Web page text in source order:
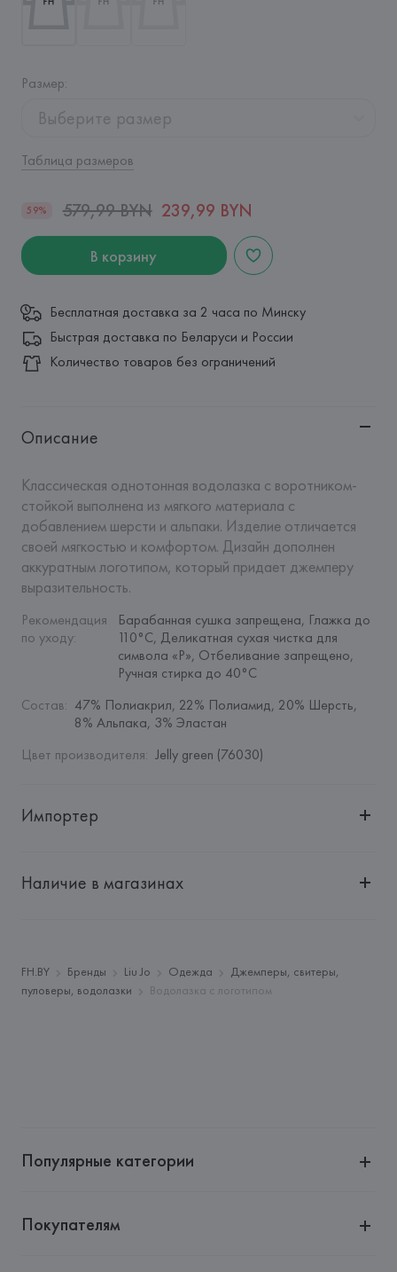
Размер:
Выберите размер
Таблица размеров
59% 579,99 BYN 239,99 BYN
В корзину
Бесплатная доставка за 2 часа по Минску
Быстрая доставка по Беларуси и России
Количество товаров без ограничений
Описание
Классическая однотонная водолазка с воротником-
стойкой выполнена из мягкого материала с
добавлением шерсти и альпаки. Изделие отличается
своей мягкостью и комфортом. Дизайн дополнен
аккуратным логотипом, который придает джемперу
выразительность.
Рекомендация
по уходу:
Барабанная сушка запрещена, Глажка до
110°C, Деликатная сухая чистка для
символа «P», Отбеливание запрещено,
Ручная стирка до 40°C
Состав: 47% Полиакрил, 22% Полиамид, 20% Шерсть,
8% Альпака, 3% Эластан
Цвет производителя: Jelly green (76030)
Импортер
"БелВиринея"
Адрес:
ИТАЛИЯ,
VIALE JOHN AMBROSE FLEMING, 17
41012  CARPI (MO),
Наличие в магазинах
FH.BY Бренды Liu Jo Одежда
Джемперы, свитеры,
пуловеры, водолазки
Водолазка с логотипом
Популярные категории
Покупателям